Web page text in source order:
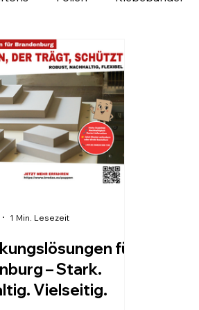
Personalisierbare Produkte
regional entdecken
für
– Stark.
Vielseitig.
1 Min. Lesezeit